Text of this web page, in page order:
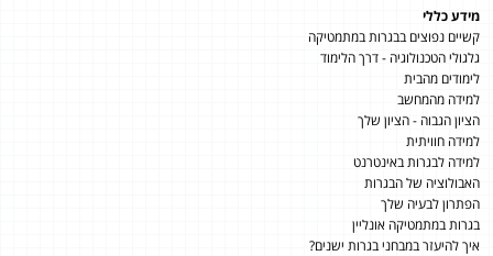
מידע כללי
קשיים נפוצים בבגרות במתמטיקה
גלגולי הטכנולוגיה - דרך הלימוד
לימודים מהבית
למידה מהמחשב
הציון הגבוה - הציון שלך
למידה חוויתית
למידה לבגרות באינטרנט
האבולוציה של הבגרות
הפתרון לבעיה שלך
בגרות במתמטיקה אונליין
איך להיעזר במבחני בגרות ישנים?